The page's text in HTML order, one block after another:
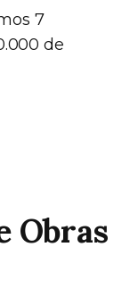
7
de
Obras